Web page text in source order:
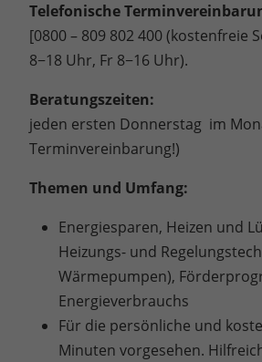
Telefonische
[0800 – 809 802 400
8−18 Uhr, Fr 8−16 Uhr).
Beratungszeiten:
jeden ersten Donnerstag im
Terminvereinbarung!)
Themen und Umfang:
Energiesparen, Heizen und
Heizungs- und
Wärmepumpen),
Energieverbrauchs
Für die persönliche und
Minuten vorgesehen.